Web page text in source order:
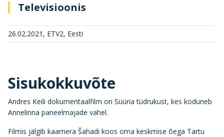
Televisioonis
26.02.2021, ETV2, Eesti
Sisukokkuvõte
Andres Keili dokumentaalfilm on Süüria tüdrukust, kes koduneb
Annelinna paneelmajade vahel.
Filmis jälgib kaamera Šahadi koos oma keskmise õega Tartu